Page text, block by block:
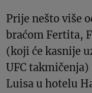
Prije nešto više
braćom Fertita,
(koji će kasnije
UFC
Luisa u hotelu